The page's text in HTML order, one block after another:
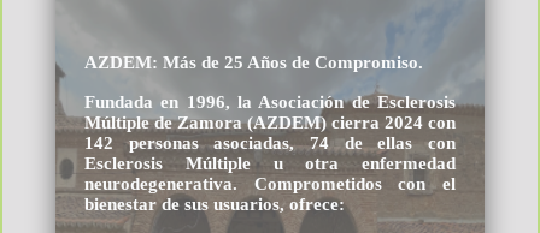
AZDEM: Más de 25 Años de Compromiso.
Fundada en 1996, la Asociación de Esclerosis
Múltiple de Zamora (AZDEM) cierra 2024 con
142 personas asociadas, 74 de ellas con
Esclerosis Múltiple u otra enfermedad
neurodegenerativa. Comprometidos con el
bienestar de sus usuarios, ofrece: